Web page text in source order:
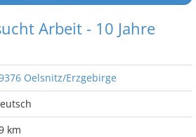
Arbeit - 10 Jahre
Oelsnitz/Erzgebirge
km